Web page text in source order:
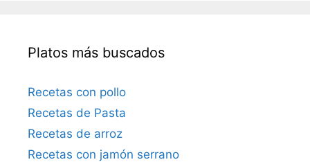
Platos más buscados
Recetas con pollo
Recetas de Pasta
Recetas de arroz
Recetas con jamón serrano